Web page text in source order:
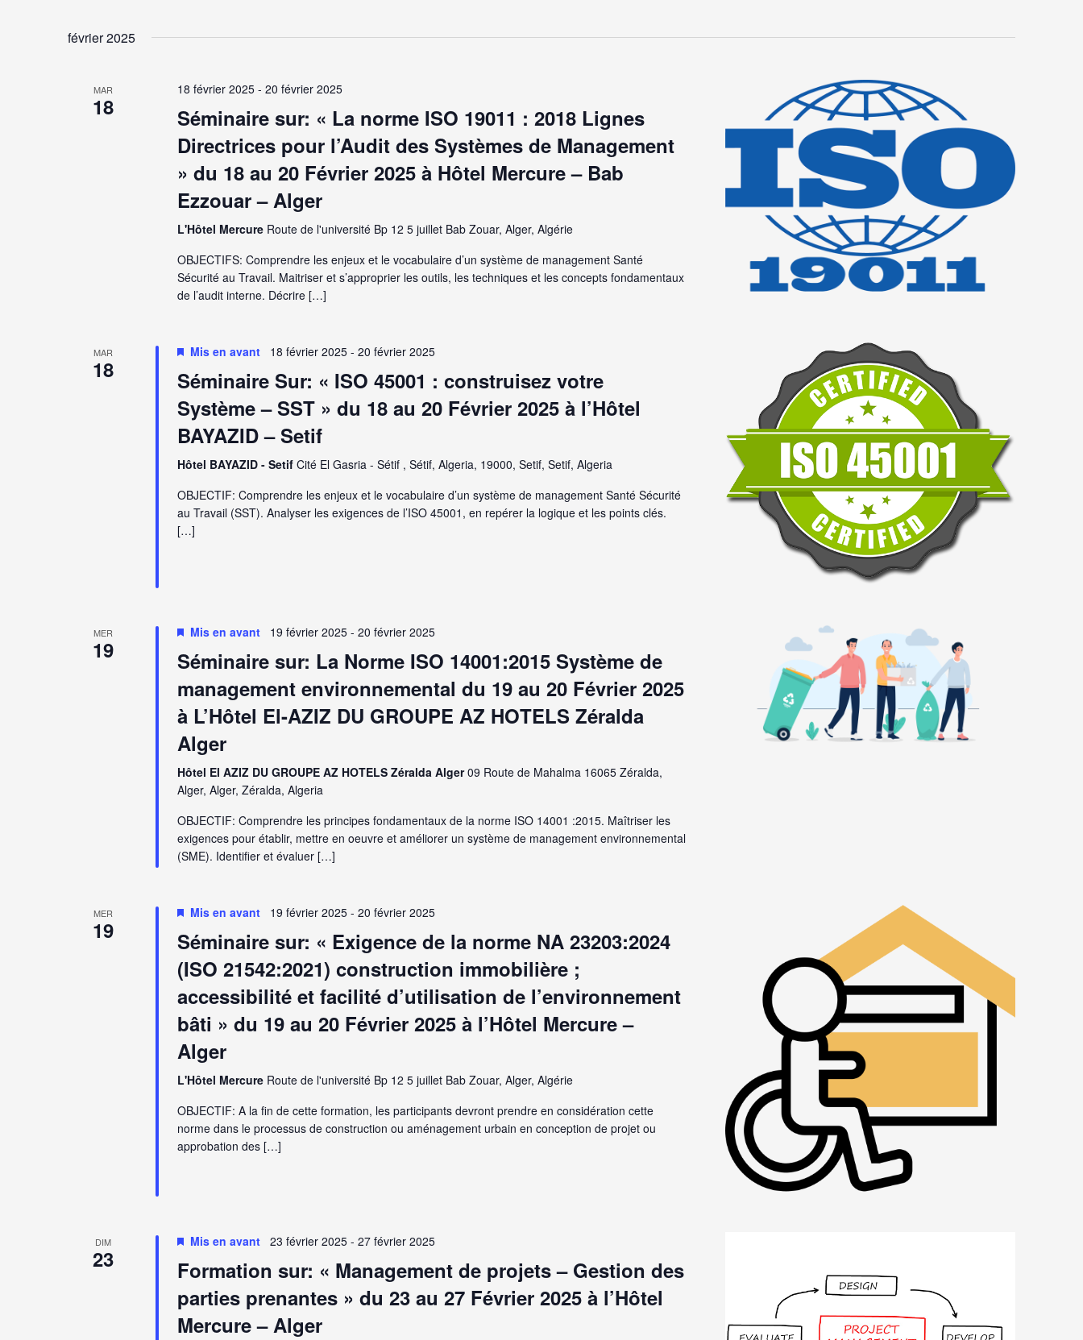
vues
date.
février 2025
MAR
18
18 février 2025- 20 février 2025
Séminaire sur: « La norme ISO 19011 : 2018 Lignes
Directrices pour l’Audit des Systèmes de Management
» du 18 au 20 Février 2025 à Hôtel Mercure – Bab
Ezzouar – Alger
L'Hôtel Mercure Route de l'université Bp 12 5 juillet Bab Zouar, Alger, Algérie
OBJECTIFS: Comprendre les enjeux et le vocabulaire d’un système de management Santé
Sécurité au Travail. Maitriser et s’approprier les outils, les techniques et les concepts fondamentaux
de l’audit interne. Décrire […]
MAR
18
Mis en avant 18 février 2025- 20 février 2025
Séminaire Sur: « ISO 45001 : construisez votre
Système – SST » du 18 au 20 Février 2025 à l’Hôtel
BAYAZID – Setif
Hôtel BAYAZID - Setif Cité El Gasria - Sétif , Sétif, Algeria, 19000, Setif, Setif, Algeria
OBJECTIF: Comprendre les enjeux et le vocabulaire d’un système de management Santé Sécurité
au Travail (SST). Analyser les exigences de l’ISO 45001, en repérer la logique et les points clés.
[…]
MER
19
Mis en avant 19 février 2025- 20 février 2025
Séminaire sur: La Norme ISO 14001:2015 Système de
management environnemental du 19 au 20 Février 2025
à L’Hôtel El-AZIZ DU GROUPE AZ HOTELS Zéralda
Alger
Hôtel El AZIZ DU GROUPE AZ HOTELS Zéralda Alger09 Route de Mahalma 16065 Zéralda,
Alger, Alger, Zéralda, Algeria
OBJECTIF: Comprendre les principes fondamentaux de la norme ISO 14001 :2015. Maîtriser les
exigences pour établir, mettre en oeuvre et améliorer un système de management environnemental
(SME). Identifier et évaluer […]
MER
19
Mis en avant 19 février 2025- 20 février 2025
Séminaire sur: « Exigence de la norme NA 23203:2024
(ISO 21542:2021) construction immobilière ;
accessibilité et facilité d’utilisation de l’environnement
bâti » du 19 au 20 Février 2025 à l’Hôtel Mercure –
Alger
L'Hôtel Mercure Route de l'université Bp 12 5 juillet Bab Zouar, Alger, Algérie
OBJECTIF: A la fin de cette formation, les participants devront prendre en considération cette
norme dans le processus de construction ou aménagement urbain en conception de projet ou
approbation des […]
DIM
23
Mis en avant 23 février 2025- 27 février 2025
Formation sur: « Management de projets – Gestion des
parties prenantes » du 23 au 27 Février 2025 à l’Hôtel
Mercure – Alger